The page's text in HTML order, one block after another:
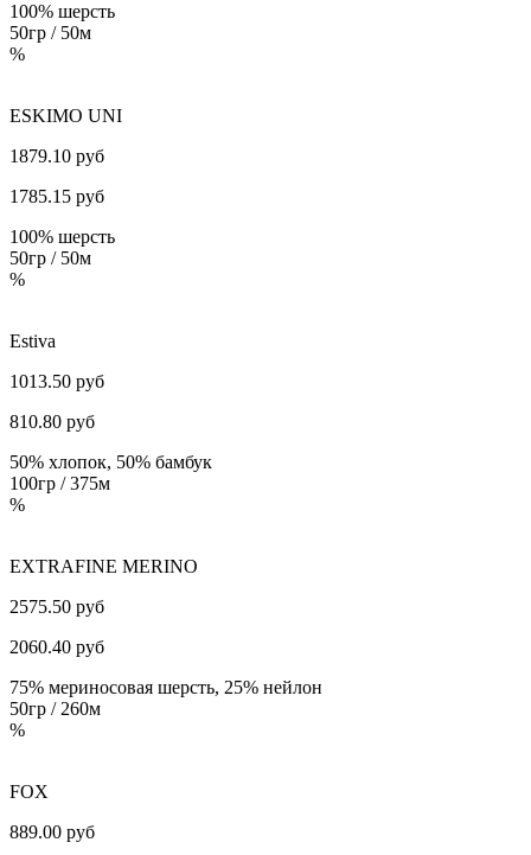
100% шерсть
50гр / 50м
%
ESKIMO UNI
1879.10 руб
1785.15 руб
100% шерсть
50гр / 50м
%
Estiva
1013.50 руб
810.80 руб
50% хлопок, 50% бамбук
100гр / 375м
%
EXTRAFINE MERINO
2575.50 руб
2060.40 руб
75% мериносовая шерсть, 25% нейлон
50гр / 260м
%
FOX
889.00 руб